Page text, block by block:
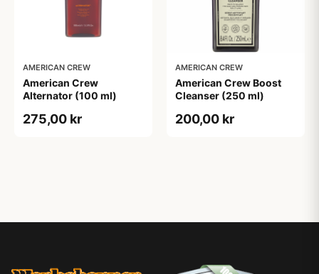
AMERICAN CREW
American Crew
Alternator (100 ml)
275,00 kr
AMERICAN CREW
American Crew Boost
Cleanser (250 ml)
200,00 kr